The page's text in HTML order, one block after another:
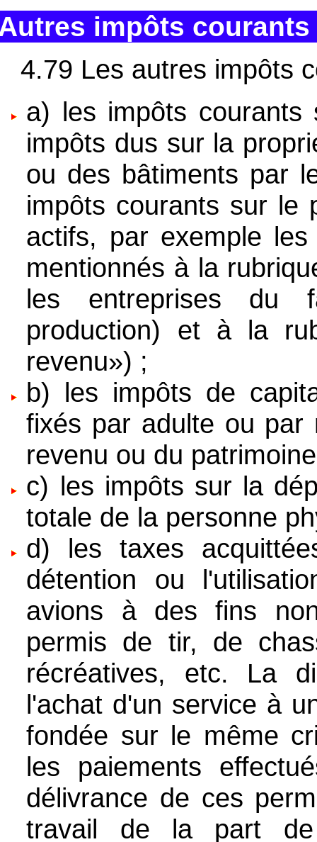
impôts courants
4.79 Les autres impôts
a) les impôts courants
impôts dus sur la
ou des bâtiments par
impôts courants sur le
actifs, par exemple
mentionnés à la
les entreprises du
production) et à la
revenu») ;
b) les impôts de
fixés par adulte ou par
revenu ou du
c) les impôts sur la
totale de la personne
d) les taxes
détention ou
avions à des fins
permis de tir, de
récréatives, etc. La
l'achat d'un service à
fondée sur le même
les paiements
délivrance de ces
travail de la part de